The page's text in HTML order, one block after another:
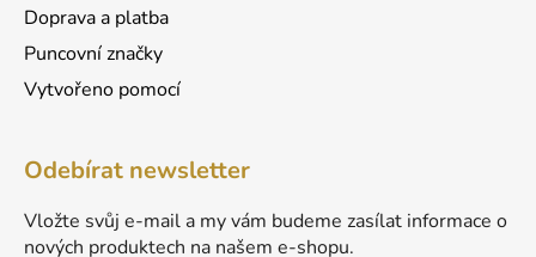
Doprava a platba
Puncovní značky
Vytvořeno pomocí
Odebírat newsletter
Vložte svůj e-mail a my vám budeme zasílat informace o
nových produktech na našem e-shopu.